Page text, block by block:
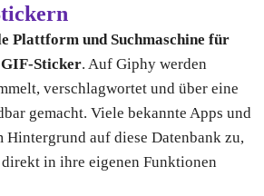
Plattform und Suchmaschine für
Sticker. Auf Giphy werden
verschlagwortet und über eine
gemacht. Viele bekannte Apps und
Hintergrund auf diese Datenbank zu,
in ihre eigenen Funktionen